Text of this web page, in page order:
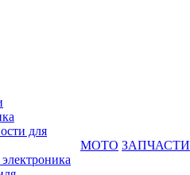
для
МОТО ЗАПЧАСТИ